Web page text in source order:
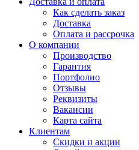
Как сделать заказ
Доставка
Оплата и рассрочка
О компании
Производство
Гарантия
Портфолио
Отзывы
Реквизиты
Вакансии
Карта сайта
Клиентам
Скидки и акции